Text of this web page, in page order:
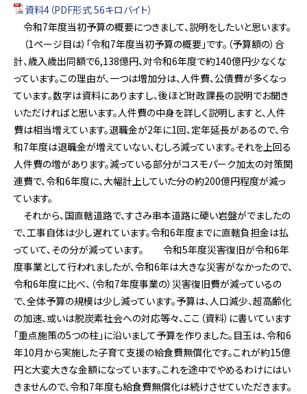
資料4（PDF形式 56キロバイト）
令和7年度当初予算の概要につきまして、説明をしたいと思います。
（1ページ目は）「令和7年度当初予算の概要」です。（予算額の）合
計、歳入歳出同額で6,138億円、対令和6年度で約140億円少なくな
っています。この理由が、一つは増加分は、人件費、公債費が多くなっ
ています。数字は資料にありますし、後ほど財政課長の説明でお聞き
いただければと思います。人件費の中身を詳しく説明しますと、人件
費は相当増えています。退職金が2年に1回、定年延長があるので、令
和7年度は退職金が増えていない、むしろ減っています。それを上回る
人件費の増があります。減っている部分がコスモパーク加太の対策関
連費で、令和6年度に、大幅計上していた分の約200億円程度が減っ
ています。
それから、国直轄道路で、すさみ串本道路に硬い岩盤がでましたの
で、工事自体は少し遅れています。令和6年度までに直轄負担金は払
っていて、その分が減っています。 令和5年度災害復旧が令和6年
度事業として行われましたが、令和6年は大きな災害がなかったので、
令和6年度に比べ、（令和7年度事業の）災害復旧費が減っているの
で、全体予算の規模は少し減っています。予算は、人口減少、超高齢化
の加速、或いは脱炭素社会への対応等々、ここ（資料）に書いています
「重点施策の5つの柱」に沿いまして予算を作りました。目玉は、令和6
年10月から実施した子育て支援の給食費無償化です。これが約15億
円と大変大きな金額になっています。これを途中でやめるわけにはい
きませんので、令和7年度も給食費無償化は続けさせていただきます。